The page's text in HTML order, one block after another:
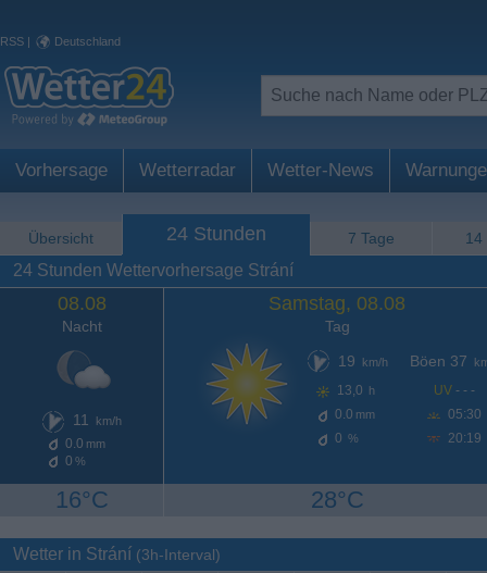
RSS | Deutschland
Vorhersage Wetterradar Wetter-News
Übersicht 24 Stunden 7 Tage 14
24 Stunden Wettervorhersage Strání
08.08
Nacht
11 km/h
0.0 mm
0 %
16°C
Samstag, 08.08
Tag
19
km/h
13,0 h
0.0 mm
0 %
Böen 37
UV - - -
05:30
20:19
28°C
Wetter in Strání (3h-Interval)